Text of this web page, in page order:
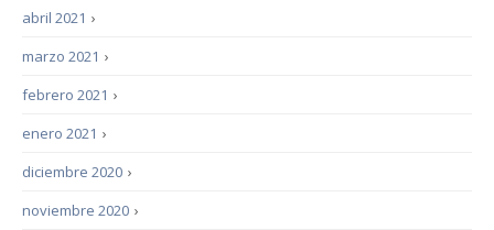
›
abril 2021
›
marzo 2021
›
febrero 2021
›
enero 2021
›
diciembre 2020
›
noviembre 2020